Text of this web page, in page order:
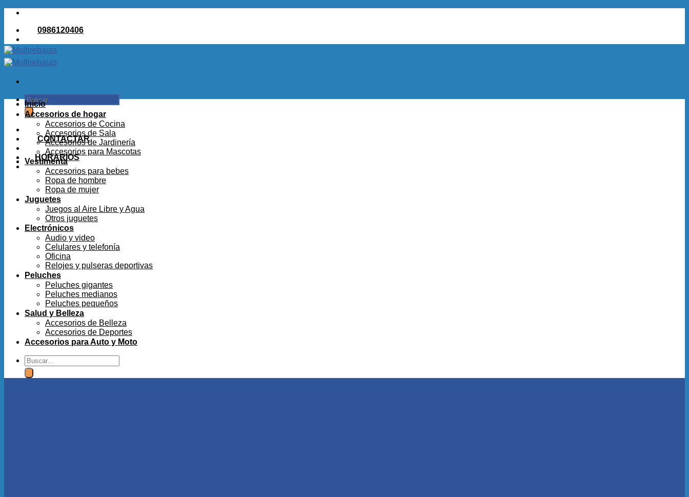
Saltar
contenido0986120406
Buscar
por:
CONTACTAR
HORARIOS
Inicio
Accesorios de hogar
Accesorios de Cocina
Accesorios de Sala
Accesorios de Jardinería
Accesorios para Mascotas
Vestimenta
Accesorios para bebes
Ropa de hombre
Ropa de mujer
Juguetes
Juegos al Aire Libre y Agua
Otros juguetes
Electrónicos
Audio y video
Celulares y telefonía
Oficina
Relojes y pulseras deportivas
Peluches
Peluches gigantes
Peluches medianos
Peluches pequeños
Salud y Belleza
Accesorios de Belleza
Accesorios de Deportes
Accesorios para Auto y Moto
Buscar
por: